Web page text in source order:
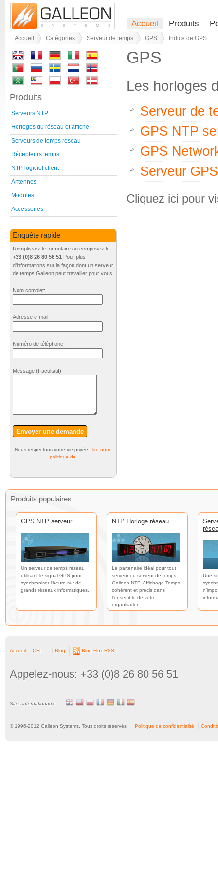
Accueil Produits
Accueil Catégories Serveur de temps GPS Indice de GPS
GPS
Les horloges
Serveur de
GPS NTP
GPS
Serveur
Cliquez ici pour
Produits
Serveurs NTP
Horloges du réseau et affiche
Serveurs de temps réseau
Récepteurs temps
NTP logiciel client
Antennes
Modules
Accessoires
Enquête rapide
Remplissez le formulaire ou composez le
+33 (0)8 26 80 56 51 Pour plus
d'informations sur la façon dont un serveur
de temps Galleon peut travailler pour vous.
Nom complet:
Adresse e-mail:
Numéro de téléphone:
Message (Facultatif):
Envoyer une demande
Nous respectons votre vie privée - lire notre
politique de.
Produits populaires
GPS NTP serveur
Un serveur de temps réseau
utilisant le signal GPS pour
synchroniser l'heure sur de
grands réseaux informatiques.
NTP Horloge réseau
Le partenaire idéal pour tout
serveur ou serveur de temps
Galleon NTP. Affichage Temps
cohérent et précis dans
l'ensemble de votre
organisation.
Une
Accueil QFP Blog Blog Flux RSS
Appelez-nous: +33 (0)8 26 80 56 51
Sites internationaux:
© 1996-2012 Galleon Systems. Tous droits réservés. Politique de confidentialité